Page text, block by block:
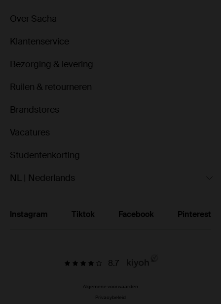
Over Sacha
Klantenservice
Bezorging & levering
Ruilen & retourneren
Brandstores
Vacatures
Studentenkorting
NL | Nederlands
Instagram Tiktok Facebook Pinterest
8.7
Algemene voorwaarden
Privacybeleid